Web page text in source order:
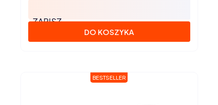
ZAPISZ
DO KOSZYKA
BESTSELLER